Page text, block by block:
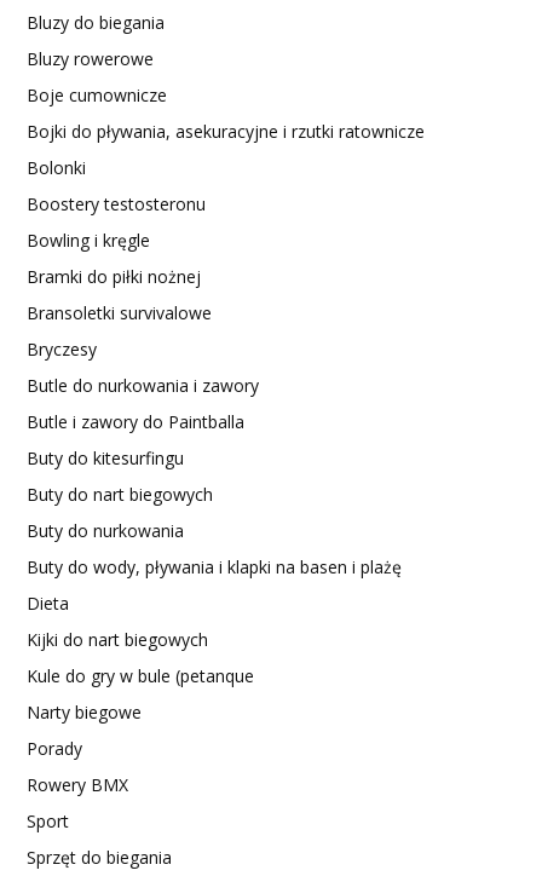
Bluzy do biegania
Bluzy rowerowe
Boje cumownicze
Bojki do pływania, asekuracyjne i rzutki ratownicze
Bolonki
Boostery testosteronu
Bowling i kręgle
Bramki do piłki nożnej
Bransoletki survivalowe
Bryczesy
Butle do nurkowania i zawory
Butle i zawory do Paintballa
Buty do kitesurfingu
Buty do nart biegowych
Buty do nurkowania
Buty do wody, pływania i klapki na basen i plażę
Dieta
Kijki do nart biegowych
Kule do gry w bule (petanque
Narty biegowe
Porady
Rowery BMX
Sport
Sprzęt do biegania